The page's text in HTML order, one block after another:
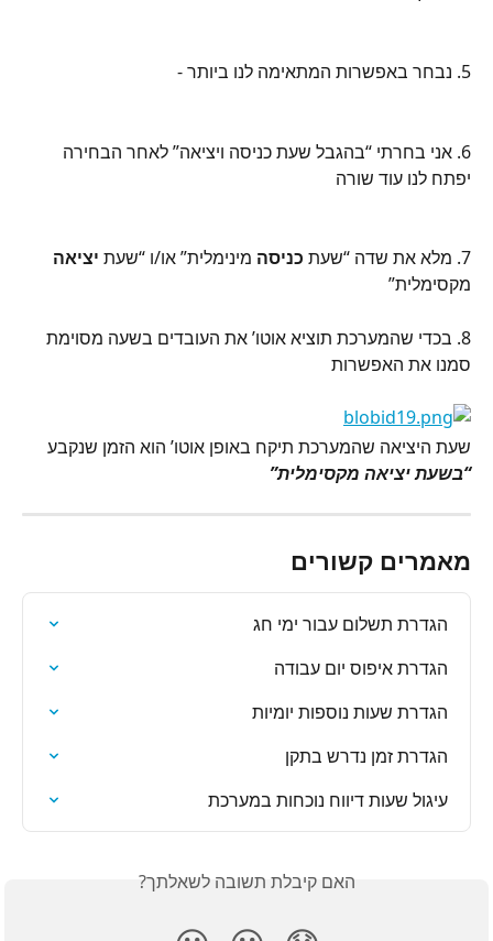
5. נבחר באפשרות המתאימה לנו ביותר -
6. אני בחרתי “בהגבל שעת כניסה ויציאה” לאחר הבחירה
יפתח לנו עוד שורה
7. מלא את שדה “שעת כניסה מינימלית” או/ו “שעת יציאה
מקסימלית”
8. בכדי שהמערכת תוציא אוטו’ את העובדים בשעה מסוימת
סמנו את האפשרות
שעת היציאה שהמערכת תיקח באופן אוטו’ הוא הזמן שנקבע
“בשעת יציאה מקסימלית”
מאמרים קשורים
הגדרת תשלום עבור ימי חג
הגדרת איפוס יום עבודה
הגדרת שעות נוספות יומיות
הגדרת זמן נדרש בתקן
עיגול שעות דיווח נוכחות במערכת
האם קיבלת תשובה לשאלתך?